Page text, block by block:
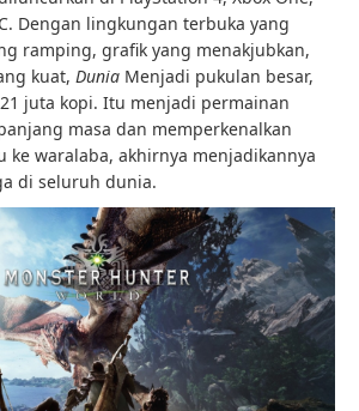
Dengan lingkungan terbuka yang
ramping, grafik yang menakjubkan,
kuat, Dunia Menjadi pukulan besar,
juta kopi. Itu menjadi permainan
masa dan memperkenalkan
ke waralaba, akhirnya menjadikannya
di seluruh dunia.